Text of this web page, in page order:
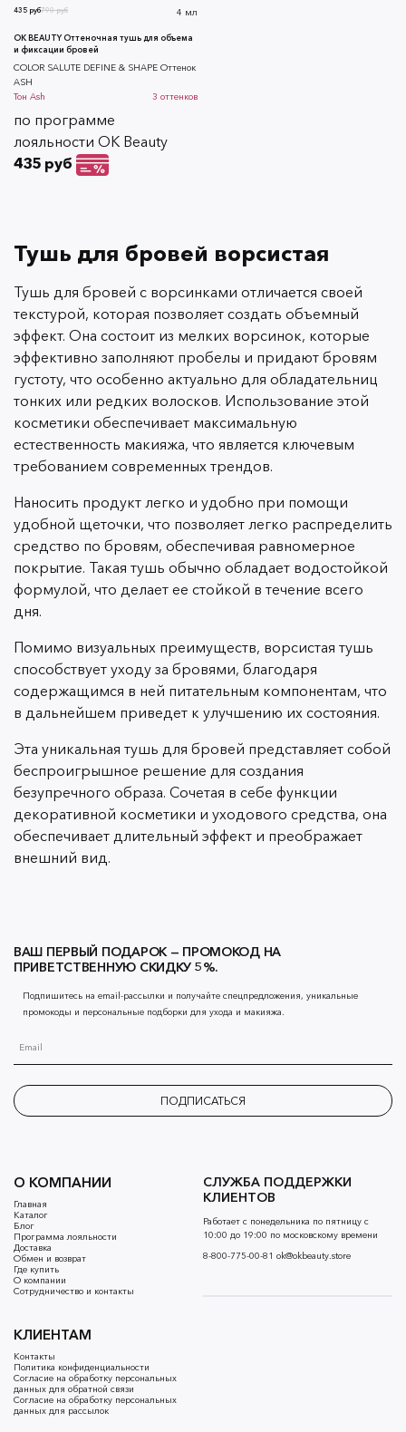
790 руб
435 руб 4 мл
OK BEAUTY Оттеночная тушь для объема
и фиксации бровей
СOLOR SALUTE DEFINE & SHAPE Оттенок
ASH
Тон Ash 3 оттенков
по программе
лояльности OK Beauty
435 руб
Тушь для бровей ворсистая
Тушь для бровей с ворсинками отличается своей
текстурой, которая позволяет создать объемный
эффект. Она состоит из мелких ворсинок, которые
эффективно заполняют пробелы и придают бровям
густоту, что особенно актуально для обладательниц
тонких или редких волосков. Использование этой
косметики обеспечивает максимальную
естественность макияжа, что является ключевым
требованием современных трендов.
Наносить продукт легко и удобно при помощи
удобной щеточки, что позволяет легко распределить
средство по бровям, обеспечивая равномерное
покрытие. Такая тушь обычно обладает водостойкой
формулой, что делает ее стойкой в течение всего
дня.
Помимо визуальных преимуществ, ворсистая тушь
способствует уходу за бровями, благодаря
содержащимся в ней питательным компонентам, что
в дальнейшем приведет к улучшению их состояния.
Эта уникальная тушь для бровей представляет собой
беспроигрышное решение для создания
безупречного образа. Сочетая в себе функции
декоративной косметики и уходового средства, она
обеспечивает длительный эффект и преображает
внешний вид.
О КОМПАНИИ
Главная
Каталог
Блог
Программа лояльности
Доставка
Обмен и возврат
Где купить
О компании
Сотрудничество и контакты
КЛИЕНТАМ
Контакты
Политика конфиденциальности
Согласие на обработку персональных
данных для обратной связи
Согласие на обработку персональных
данных для рассылок
СЛУЖБА ПОДДЕРЖКИ
КЛИЕНТОВ
Работает с понедельника по пятницу с
10:00 до 19:00 по московскому времени
8-800-775-00-81 ok@okbeauty.store
ВАШ ПЕРВЫЙ ПОДАРОК — ПРОМОКОД НА
ПРИВЕТСТВЕННУЮ СКИДКУ 5%.
Подпишитесь на email-рассылки и получайте спецпредложения, уникальные
промокоды и персональные подборки для ухода и макияжа.
ПОДПИСАТЬСЯ